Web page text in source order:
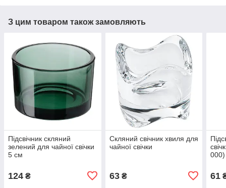
З цим товаром також замовляють
Підсвічник скляний
зелений для чайної свічки
5 см
124 ₴
Скляний свічник хвиля для
чайної свічки
63₴
000)
61